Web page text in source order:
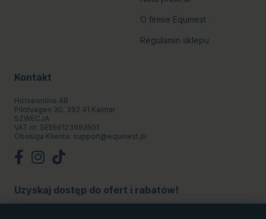
O firmie Equinest
Regulamin sklepu
Kontakt
Horseonline AB
Pilotvägen 30, 392 41 Kalmar
SZWECJA
VAT.nr: SE559123992501
Obsługa Klienta: support@equinest.pl
Uzyskaj dostęp do ofert i rabatów!